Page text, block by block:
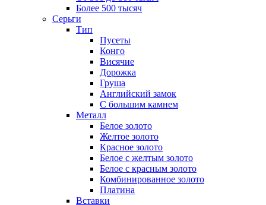
Более 500 тысяч
Серьги
Тип
Пусеты
Конго
Висячие
Дорожка
Груша
Английский замок
С большим камнем
Металл
Белое золото
Желтое золото
Красное золото
Белое с желтым золото
Белое с красным золото
Комбинированное золото
Платина
Вставки